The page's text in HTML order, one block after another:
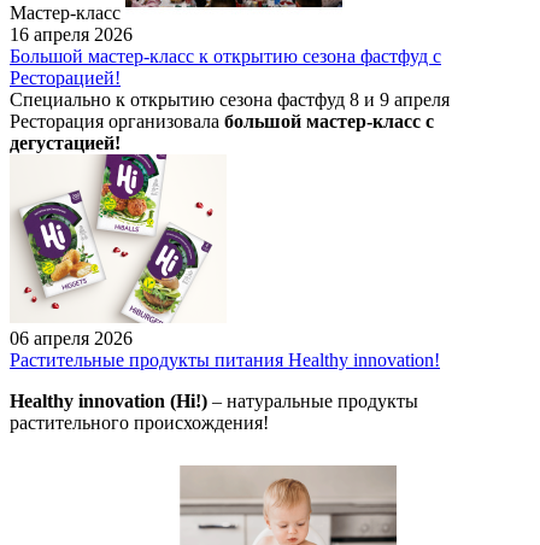
Мастер-класс
16 апреля 2026
Большой мастер-класс к открытию сезона фастфуд с
Ресторацией!
Специально к открытию сезона фастфуд 8 и 9 апреля
Ресторация организовала большой мастер-класс с
дегустацией!
06 апреля 2026
Растительные продукты питания Healthy innovation!
Healthy innovation (Hi!) – натуральные продукты
растительного происхождения!